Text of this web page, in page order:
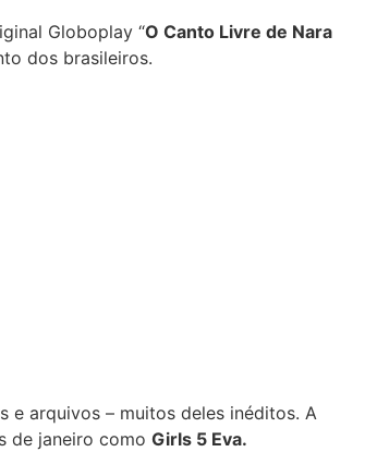
Globoplay “O Canto Livre de Nara
dos brasileiros.
e arquivos – muitos deles inéditos. A
de janeiro como Girls 5 Eva.